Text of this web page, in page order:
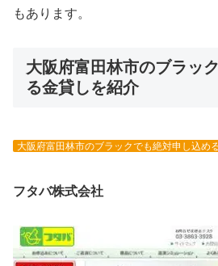
もあります。
大阪府富田林市のブラッ
る金貸しを紹介
大阪府富田林市のブラックでも絶対申し込め
フタバ株式会社